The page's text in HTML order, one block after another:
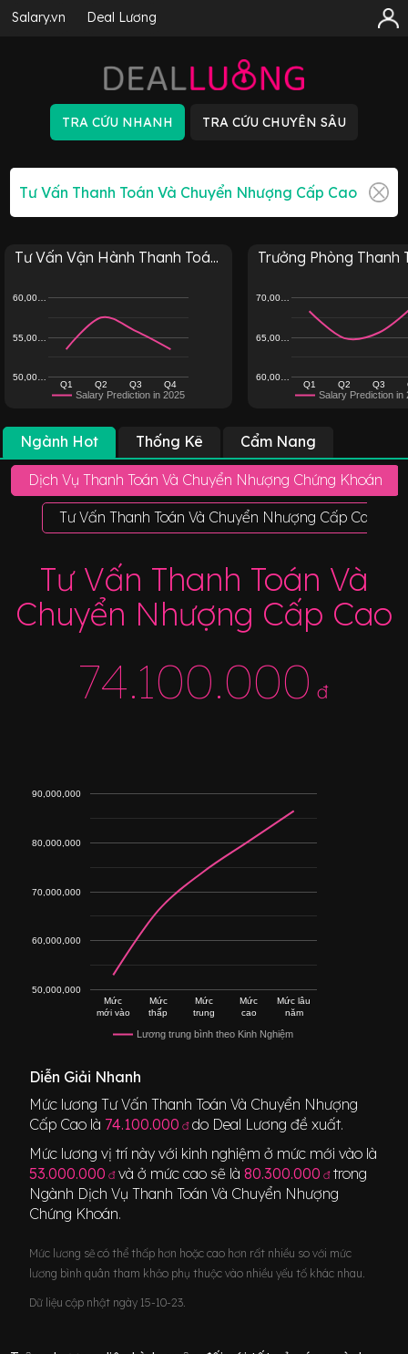
Salary.vn Deal Lương
Tư Vấn Vận Hành Thanh Toá...
Salary Prediction in 2025
Q1 Q2 Q3 Q4
50,00…
55,00…
60,00…
Trưởng Phòng Thanh
Salary Prediction in
Q1 Q2 Q3
60,00…
65,00…
70,00…
Ngành Hot Thống Kê Cẩm Nang
Dịch Vụ Thanh Toán Và Chuyển Nhượng Chứng Khoán
Tư Vấn Thanh Toán Và Chuyển Nhượng Cấp Cao
Tư Vấn Thanh Toán Và
Chuyển Nhượng Cấp Cao
74.100.000 đ
Lương trung bình theo Kinh Nghiệm
Mức
mới vào
Mức
thấp
Mức
trung
Mức
cao
Mức lâu
năm
50,000,000
60,000,000
70,000,000
80,000,000
90,000,000
Diễn Giải Nhanh
Mức lươngTư Vấn Thanh Toán Và Chuyển Nhượng
Cấp Cao là 74.100.000 đdo Deal Lương đề xuất.
Mức lương vị trí này với kinh nghiệm ở mức mới vào là
53.000.000 đ và ở mức cao sẽ là80.300.000 đ trong
Ngành Dịch Vụ Thanh Toán Và Chuyển Nhượng
Chứng Khoán.
Mức lương sẽ có thể thấp hơn hoặc cao hơn rất nhiều so với mức
lương bình quân tham khảo phụ thuộc vào nhiều yếu tố khác nhau.
Dữ liệu cập nhật ngày 15-10-23.